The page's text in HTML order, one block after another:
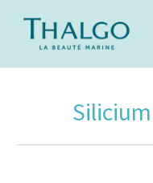
innehåll
Silicium
efter:
efter